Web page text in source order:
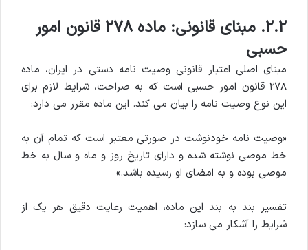
۲.۲. مبنای قانونی: ماده ۲۷۸ قانون امور
حسبی
مبنای اصلی اعتبار قانونی وصیت نامه دستی در ایران، ماده
۲۷۸ قانون امور حسبی است که به صراحت، شرایط لازم برای
این نوع وصیت نامه را بیان می کند. این ماده مقرر می دارد:
«وصیت نامه خودنوشت در صورتی معتبر است که تمام آن به
خط موصی نوشته شده و دارای تاریخ روز و ماه و سال به خط
موصی بوده و به امضای او رسیده باشد.»
تفسیر بند به بند این ماده، اهمیت رعایت دقیق هر یک از
شرایط را آشکار می سازد: